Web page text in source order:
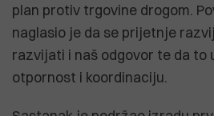
plan protiv trgovine drogom.
naglasio je da se prijetnje
razvijati i naš odgovor te da to
otpornost i koordinaciju.